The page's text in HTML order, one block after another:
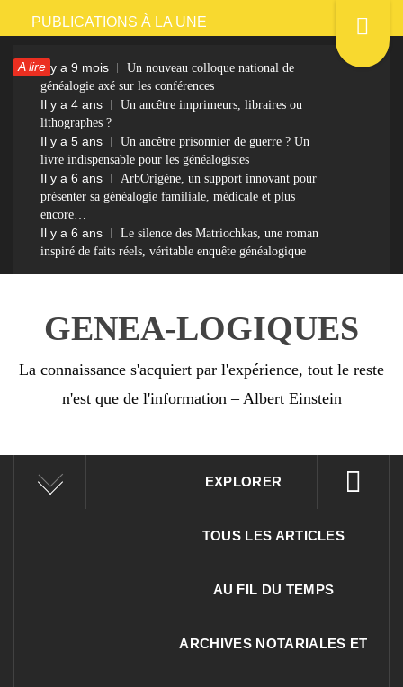
Passer
contenu
PUBLICATIONS À LA UNE
A lireIl y a 9 mois
Un nouveau colloque national de
généalogie axé sur les conférences
Il y a 4 ans
Un ancêtre imprimeurs, libraires ou
lithographes ?
Il y a 5 ans
Un ancêtre prisonnier de guerre ? Un
livre indispensable pour les généalogistes
Il y a 6 ans
ArbOrigène, un support innovant pour
présenter sa généalogie familiale, médicale et plus
encore…
Il y a 6 ans
Le silence des Matriochkas, une roman
inspiré de faits réels, véritable enquête généalogique
GENEA-LOGIQUES
La connaissance s'acquiert par l'expérience, tout le reste
n'est que de l'information – Albert Einstein
EXPLORER
TOUS LES ARTICLES
AU FIL DU TEMPS
ARCHIVES NOTARIALES ET